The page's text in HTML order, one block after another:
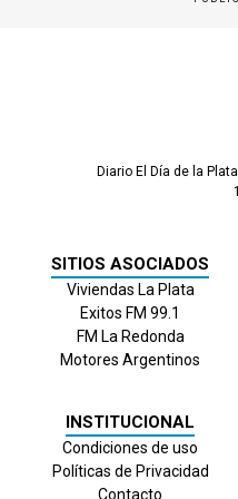
Diario El Día de la
SITIOS ASOCIADOS
Viviendas La Plata
Exitos FM 99.1
FM La Redonda
Motores Argentinos
INSTITUCIONAL
Condiciones de uso
Políticas de Privacidad
Contacto